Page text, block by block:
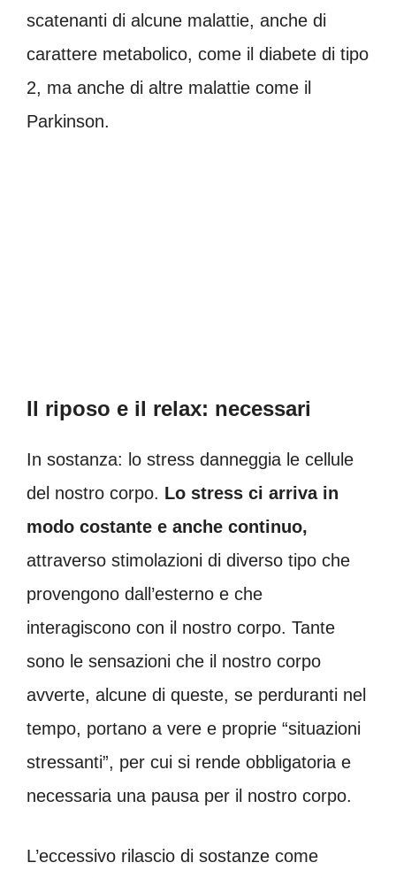
scatenanti di alcune malattie, anche di
carattere metabolico, come il diabete di tipo
2, ma anche di altre malattie come il
Parkinson.
Il riposo e il relax: necessari
In sostanza: lo stress danneggia le cellule
del nostro corpo. Lo stress ci arriva in
modo costante e anche continuo,
attraverso stimolazioni di diverso tipo che
provengono dall’esterno e che
interagiscono con il nostro corpo. Tante
sono le sensazioni che il nostro corpo
avverte, alcune di queste, se perduranti nel
tempo, portano a vere e proprie “situazioni
stressanti”, per cui si rende obbligatoria e
necessaria una pausa per il nostro corpo.
L’eccessivo rilascio di sostanze come